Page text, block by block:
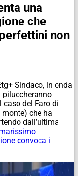
una
che
non
Sindaco, in onda
piluccheranno
caso del Faro di
che ha
dall’ultima
convoca i